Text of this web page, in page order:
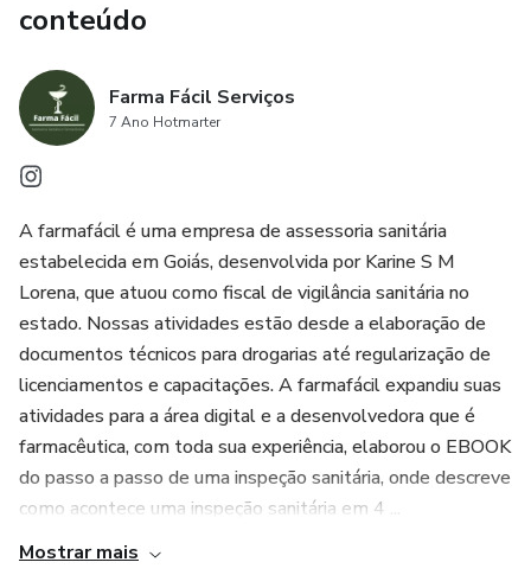
conteúdo
Farma Fácil Serviços
7 Ano Hotmarter
A farmafácil é uma empresa de assessoria sanitária
estabelecida em Goiás, desenvolvida por Karine S M
Lorena, que atuou como fiscal de vigilância sanitária no
estado. Nossas atividades estão desde a elaboração de
documentos técnicos para drogarias até regularização de
licenciamentos e capacitações. A farmafácil expandiu suas
atividades para a área digital e a desenvolvedora que é
farmacêutica, com toda sua experiência, elaborou o EBOOK
do passo a passo de uma inspeção sanitária, onde descreve
como acontece uma inspeção sanitária em 4 ...
Mostrar mais